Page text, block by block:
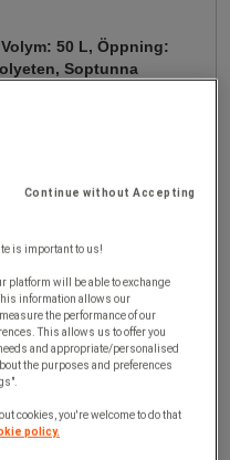
50 L, Öppning:
Soptunna
Continue without Accepting
is important to us!
platform will be able to exchange
information allows our
the performance of our
This allows us to offer you
and appropriate/personalised
the purposes and preferences
cookies, you're welcome to do that
policy.